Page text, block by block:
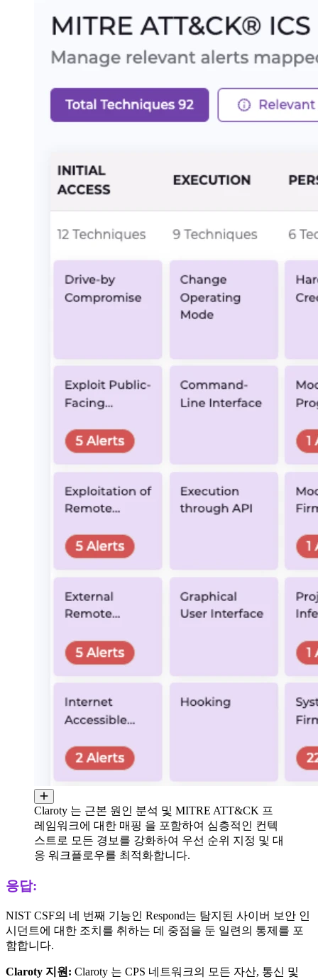
Claroty 는 근본 원인 분석 및 MITRE ATT&CK 프
레임워크에 대한 매핑 을 포함하여 심층적인 컨텍
스트로 모든 경보를 강화하여 우선 순위 지정 및 대
응 워크플로우를 최적화합니다.
응답:
NIST CSF의 네 번째 기능인 Respond는 탐지된 사이버 보안 인
시던트에 대한 조치를 취하는 데 중점을 둔 일련의 통제를 포
함합니다.
Claroty 지원: Claroty 는 CPS 네트워크의 모든 자산, 통신 및